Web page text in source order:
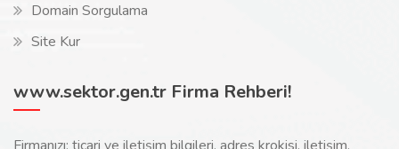
Domain Sorgulama
Site Kur
www.sektor.gen.tr Firma Rehberi!